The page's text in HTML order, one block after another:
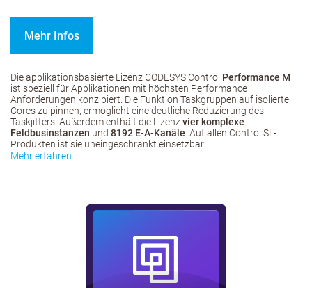
Mehr Infos
Die applikationsbasierte Lizenz CODESYS Control Performance M
ist speziell für Applikationen mit höchsten Performance
Anforderungen konzipiert. Die Funktion Taskgruppen auf isolierte
Cores zu pinnen, ermöglicht eine deutliche Reduzierung des
Taskjitters. Außerdem enthält die Lizenz vier komplexe
Feldbusinstanzen und 8192 E-A-Kanäle . Auf allen Control SL-
Produkten ist sie uneingeschränkt einsetzbar.
Mehr erfahren